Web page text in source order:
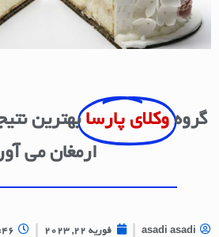
گروه وکلای پارسا بهترین
ارمغان می
asadi asadi فوریه 22, 2023